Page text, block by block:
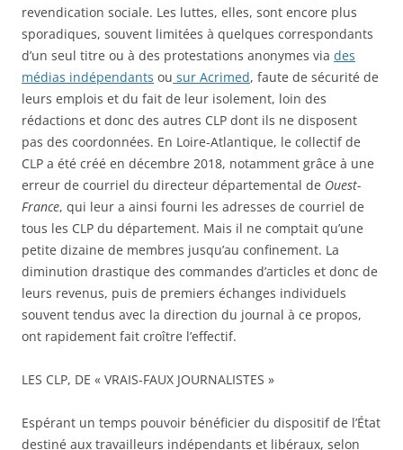
revendication sociale. Les luttes, elles, sont encore plus
sporadiques, souvent limitées à quelques correspondants
d’un seul titre ou à des protestations anonymes via des
médias indépendants ou sur Acrimed, faute de sécurité de
leurs emplois et du fait de leur isolement, loin des
rédactions et donc des autres CLP dont ils ne disposent
pas des coordonnées. En Loire-Atlantique, le collectif de
CLP a été créé en décembre 2018, notamment grâce à une
erreur de courriel du directeur départemental de Ouest-
France, qui leur a ainsi fourni les adresses de courriel de
tous les CLP du département. Mais il ne comptait qu’une
petite dizaine de membres jusqu’au confinement. La
diminution drastique des commandes d’articles et donc de
leurs revenus, puis de premiers échanges individuels
souvent tendus avec la direction du journal à ce propos,
ont rapidement fait croître l’effectif.
LES CLP, DE « VRAIS-FAUX JOURNALISTES »
Espérant un temps pouvoir bénéficier du dispositif de l’État
destiné aux travailleurs indépendants et libéraux, selon